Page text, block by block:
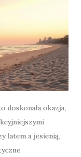
doskonała okazja,
latem a jesienią,